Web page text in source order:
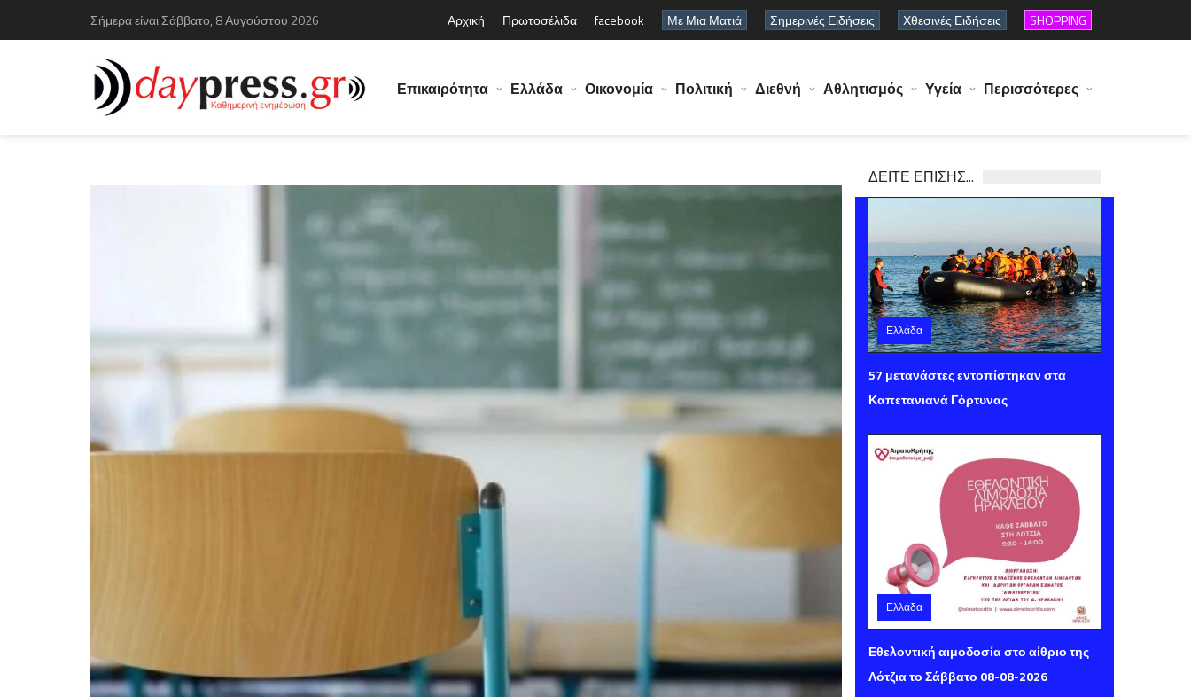
Σήμερα είναι Σάββατο, 8 Αυγούστου 2026 Αρχική Πρωτοσέλιδα facebook Με Μια Ματιά Σημερινές Ειδήσεις Χθεσινές Ειδήσεις SHOPPING
Επικαιρότητα Ελλάδα Οικονομία Πολιτική Διεθνή Αθλητισμός Υγεία Περισσότερες
ΔΕΙΤΕ ΕΠΙΣΗΣ...
Ελλάδα
Παρασκευή 07 Αυγούστου 2026 15:40
57 μετανάστες εντοπίστηκαν στα
Καπετανιανά Γόρτυνας
Ελλάδα
Παρασκευή 07 Αυγούστου 2026 14:16
Εθελοντική αιμοδοσία στο αίθριο της
Λότζια το Σάββατο 08-08-2026